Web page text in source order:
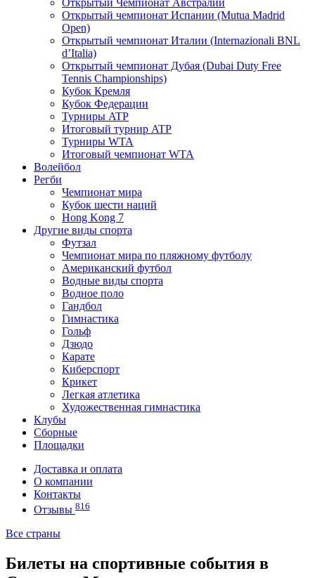
Открытый Чемпионат Австралии
Открытый чемпионат Испании (Mutua Madrid
Open)
Открытый чемпионат Италии (Internazionali BNL
d’Italia)
Открытый чемпионат Дубая (Dubai Duty Free
Tennis Championships)
Кубок Кремля
Кубок Федерации
Турниры ATP
Итоговый турнир ATP
Турниры WTA
Итоговый чемпионат WTA
Волейбол
Регби
Чемпионат мира
Кубок шести наций
Hong Kong 7
Другие виды спорта
Футзал
Чемпионат мира по пляжному футболу
Американский футбол
Водные виды спорта
Водное поло
Гандбол
Гимнастика
Гольф
Дзюдо
Карате
Киберспорт
Крикет
Легкая атлетика
Художественная гимнастика
Клубы
Сборные
Площадки
Доставка и оплата
О компании
Контакты
Отзывы 816
Все страны
Билеты на спортивные события в